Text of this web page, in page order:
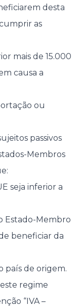
desta
as
mais de 15.000
causa a
ou
passivos
Membros
seja inferior a
Estado-Membro
beneficiar da
país de origem.
regime
“IVA –